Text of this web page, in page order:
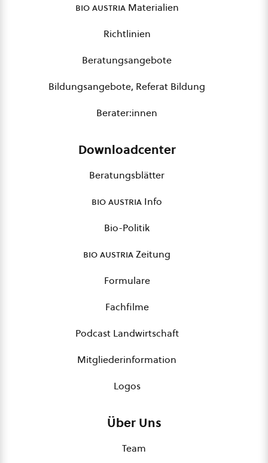
bio austriaMaterialien
Richtlinien
Beratungsangebote
Bildungsangebote, Referat Bildung
Berater:innen
Downloadcenter
Beratungsblätter
bio austria Info
Bio-Politik
bio austriaZeitung
Formulare
Fachfilme
Podcast Landwirtschaft
Mitgliederinformation
Logos
Über Uns
Team